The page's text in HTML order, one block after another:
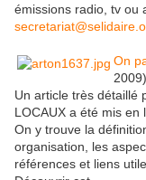
émissions radio, tv ou
On
2009)
Un article très détaillé
LOCAUX a été mis en
On y trouve la
organisation, les
références et liens